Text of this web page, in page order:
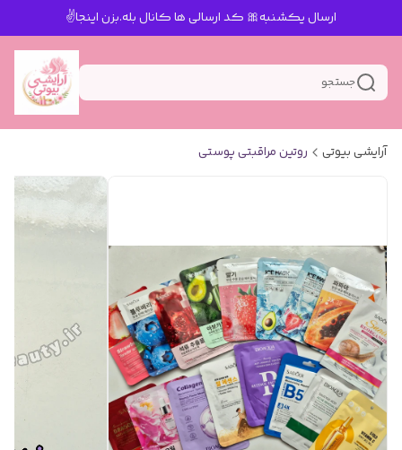
ارسال یکشنبه🎀 کد ارسالی ها کانال بله.بزن اینجا✌️
جستجو
آرایشی بیوتی روتین مراقبتی پوستی